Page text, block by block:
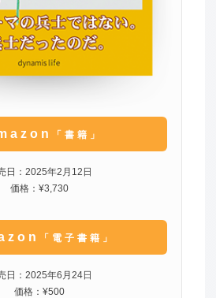
「書籍」
日：2025年2月12日
価格：¥3,730
「電子書籍」
日：2025年6月24日
価格：¥500